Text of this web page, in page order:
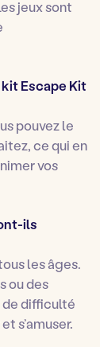
jeux sont
Escape Kit
pouvez le
ce qui en
vos
ils
les âges.
ou des
de difficulté
s’amuser.